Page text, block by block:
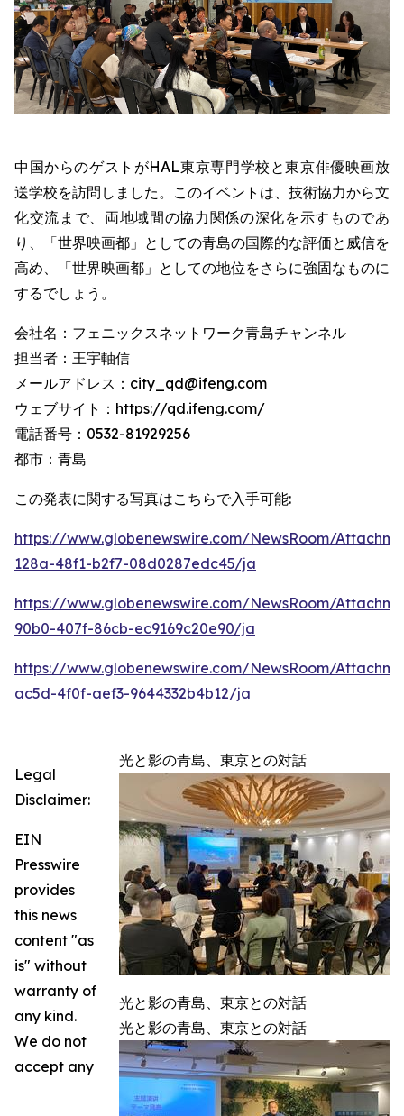
中国からのゲストがHAL東京専門学校と東京俳優映画放
送学校を訪問しました。このイベントは、技術協力から文
化交流まで、両地域間の協力関係の深化を示すものであ
り、「世界映画都」としての青島の国際的な評価と威信を
高め、「世界映画都」としての地位をさらに強固なものに
するでしょう。
会社名：フェニックスネットワーク青島チャンネル
担当者：王宇軸信
メールアドレス：city_qd@ifeng.com
ウェブサイト：https://qd.ifeng.com/
電話番号：0532-81929256
都市：青島
この発表に関する写真はこちらで入手可能:
https://www.globenewswire.com/NewsRoom/
128a-48f1-b2f7-08d0287edc45/ja
https://www.globenewswire.com/NewsRoom/
90b0-407f-86cb-ec9169c20e90/ja
https://www.globenewswire.com/NewsRoom/
ac5d-4f0f-aef3-9644332b4b12/ja
光と影の青島、東京との対話
光と影の青島、東京との対話
光と影の青島、東京との対話
Legal
Disclaimer:
EIN
Presswire
provides
this news
content "as
is" without
warranty of
any kind.
We do not
accept any